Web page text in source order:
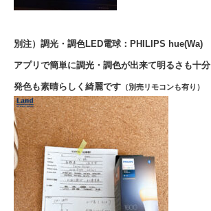
別注） 調光・調色LED電球：PHILIPS hue(Wa)
アプリで簡単に調光・調色が出来て明るさも十分
発色も素晴らしく綺麗です （別売リモコンも有り）